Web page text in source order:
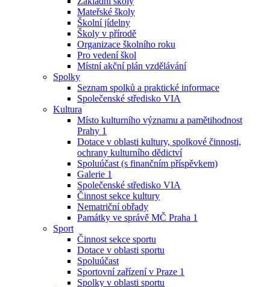
Mateřské školy
Školní jídelny
Školy v přírodě
Organizace školního roku
Pro vedení škol
Místní akční plán vzdělávání
Spolky
Seznam spolků a praktické informace
Společenské středisko VIA
Kultura
Místo kulturního významu a pamětihodnost
Prahy 1
Dotace v oblasti kultury, spolkové činnosti,
ochrany kulturního dědictví
Spoluúčast (s finančním příspěvkem)
Galerie 1
Společenské středisko VIA
Činnost sekce kultury
Nematriční obřady
Památky ve správě MČ Praha 1
Sport
Činnost sekce sportu
Dotace v oblasti sportu
Spoluúčast
Sportovní zařízení v Praze 1
Spolky v oblasti sportu